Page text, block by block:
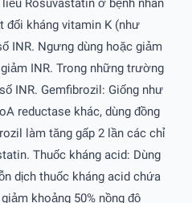
Rosuvastatin ở bệnh nhân
đối kháng vitamin K (như
INR. Ngưng dùng hoặc giảm
INR. Trong những trường
INR. Gemfibrozil: Giống như
reductase khác, dùng đồng
làm tăng gấp 2 lần các chỉ
Thuốc kháng acid: Dùng
dịch thuốc kháng acid chứa
khoảng 50% nồng độ